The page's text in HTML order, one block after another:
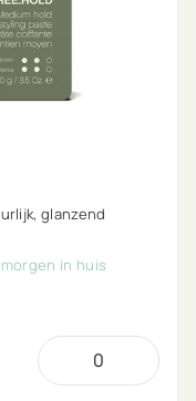
glanzend
in huis